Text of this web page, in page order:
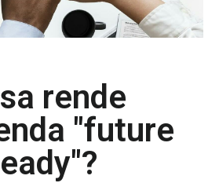
rende
"future